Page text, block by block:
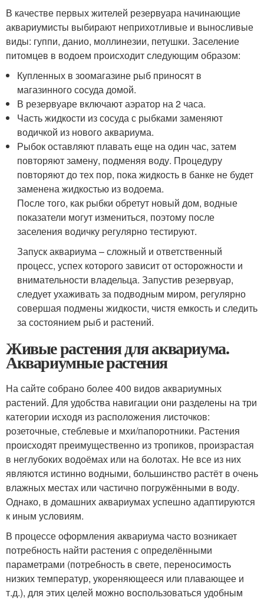
В качестве первых жителей резервуара начинающие
аквариумисты выбирают неприхотливые и выносливые
виды: гуппи, данио, моллинезии, петушки. Заселение
питомцев в водоем происходит следующим образом:
Купленных в зоомагазине рыб приносят в
магазинного сосуда домой.
В резервуаре включают аэратор на 2 часа.
Часть жидкости из сосуда с рыбками заменяют
водичкой из нового аквариума.
Рыбок оставляют плавать еще на один час, затем
повторяют замену, подменяя воду. Процедуру
повторяют до тех пор, пока жидкость в банке не будет
заменена жидкостью из водоема.
После того, как рыбки обретут новый дом, водные
показатели могут измениться, поэтому после
заселения водичку регулярно тестируют.
Запуск аквариума – сложный и ответственный
процесс, успех которого зависит от осторожности и
внимательности владельца. Запустив резервуар,
следует ухаживать за подводным миром, регулярно
совершая подмены жидкости, чистя емкость и следить
за состоянием рыб и растений.
Живые растения для аквариума.
Аквариумные растения
На сайте собрано более 400 видов аквариумных
растений. Для удобства навигации они разделены на три
категории исходя из расположения листочков:
розеточные, стеблевые и мхи/папоротники. Растения
происходят преимущественно из тропиков, произрастая
в неглубоких водоёмах или на болотах. Не все из них
являются истинно водными, большинство растёт в очень
влажных местах или частично погружёнными в воду.
Однако, в домашних аквариумах успешно адаптируются
к иным условиям.
В процессе оформления аквариума часто возникает
потребность найти растения с определёнными
параметрами (потребность в свете, переносимость
низких температур, укореняющееся или плавающее и
т.д.), для этих целей можно воспользоваться удобным